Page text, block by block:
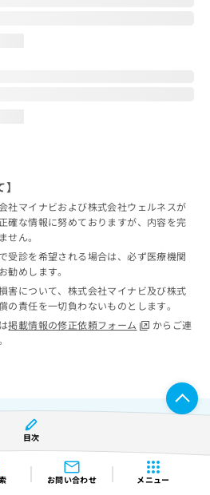
お問い合わせ メニュー
目次
社マイナビおよび株式会社ウェルネスが
確な情報に努めておりますが、内容を完
せん。
受診を希望される場合は、必ず医療機関
勧めします。
害について、株式会社マイナビ及び株式
の責任を一切負わないものとします。
掲載情報の修正依頼フォーム
からご連